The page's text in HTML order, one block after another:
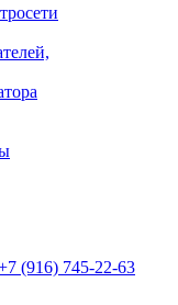
(916) 745-22-63